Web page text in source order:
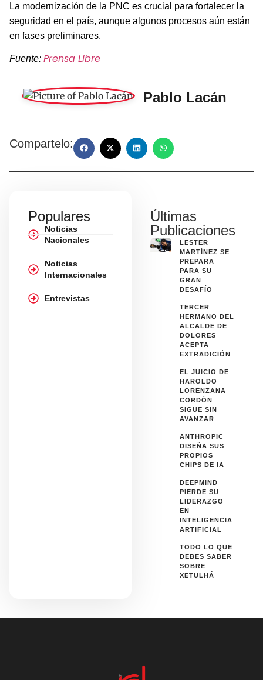
La modernización de la PNC es crucial para fortalecer la
seguridad en el país, aunque algunos procesos aún están
en fases preliminares.
Fuente: Prensa Libre
Pablo Lacán
Compartelo:
Populares
Noticias
Nacionales
Noticias
Internacionales
Entrevistas
Últimas
Publicaciones
LESTER
MARTÍNEZ SE
PREPARA
PARA SU
GRAN
DESAFÍO
TERCER
HERMANO DEL
ALCALDE DE
DOLORES
ACEPTA
EXTRADICIÓN
EL JUICIO DE
HAROLDO
LORENZANA
CORDÓN
SIGUE SIN
AVANZAR
ANTHROPIC
DISEÑA SUS
PROPIOS
CHIPS DE IA
DEEPMIND
PIERDE SU
LIDERAZGO
EN
INTELIGENCIA
ARTIFICIAL
TODO LO QUE
DEBES SABER
SOBRE
XETULHÁ